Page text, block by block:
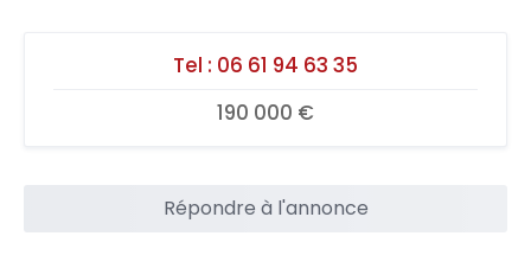
Tel : 06 61 94 63 35
190 000 €
Répondre à l'annonce